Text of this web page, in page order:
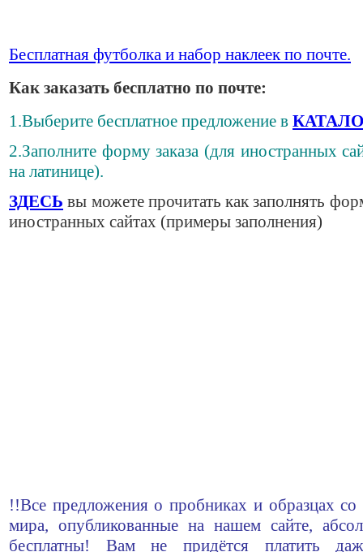
Бесплатная футболка и набор наклеек по почте.
Как заказать бесплатно по почте:
1.Выберите бесплатное предложение в
2.Заполните форму заказа (для иностранных
на латинице).
ЗДЕСЬ вы можете прочитать как заполнять
иностранных сайтах (примеры заполнения)
!!Все предложения о пробниках и образцах со
мира, опубликованные на нашем сайте,
бесплатны! Вам не придётся платить